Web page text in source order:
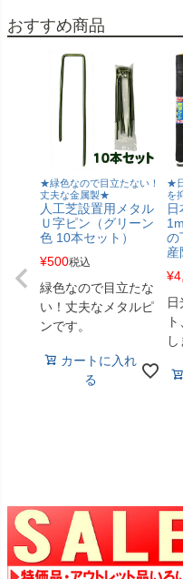
おすすめ商品
★緑色なので目立たない！
丈夫な金属製★
人工芝設置用メタル
Ｕ字ピン（グリーン
色 10本セット）
¥500税込
緑色なので目立たな
い！丈夫なメタルピ
ンです。
カートに入れ
る
★
を
日
の
産
¥
し